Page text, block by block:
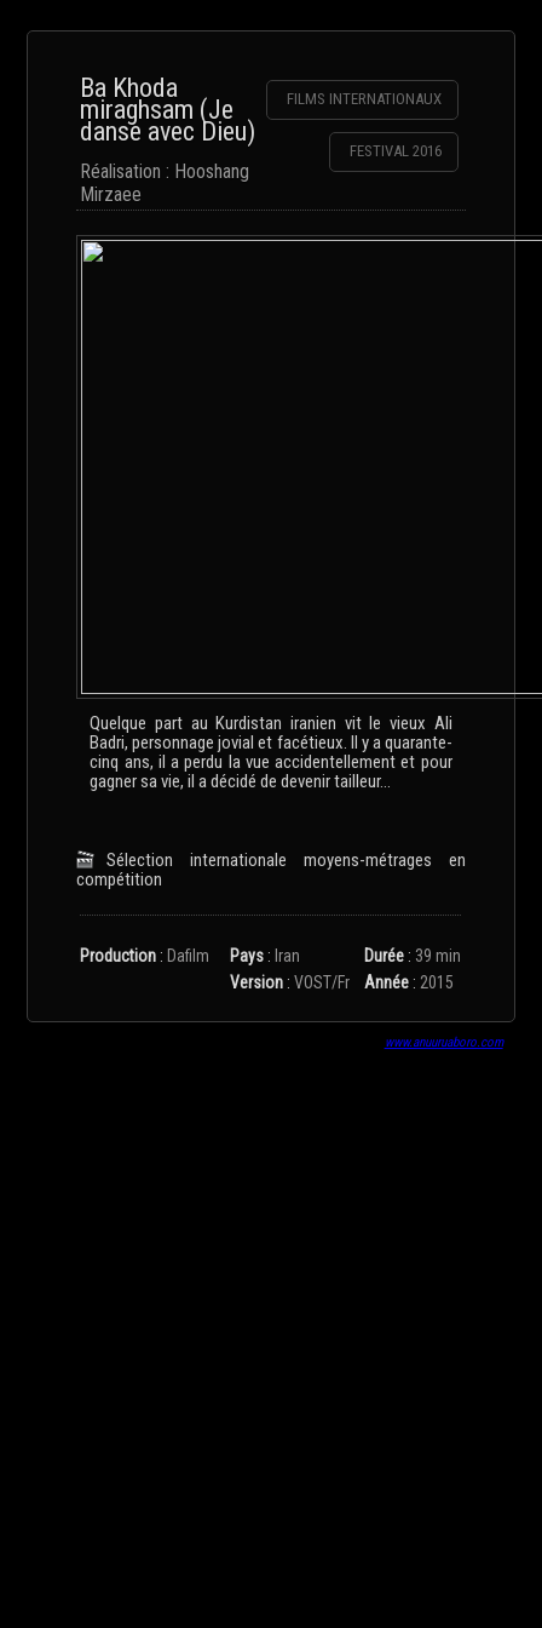
Ba Khoda
miraghsam (Je
danse avec Dieu)
Réalisation : Hooshang
Mirzaee
FILMS INTERNATIONAUX
FESTIVAL 2016
Quelque part au Kurdistan iranien vit le vieux Ali
Badri, personnage jovial et facétieux. Il y a quarante-
cinq ans, il a perdu la vue accidentellement et pour
gagner sa vie, il a décidé de devenir tailleur...
Sélection internationale moyens-métrages en
compétition
Production : Dafilm Pays : Iran Durée : 39 min
Version :VOST/Fr Année : 2015
www.anuuruaboro.com